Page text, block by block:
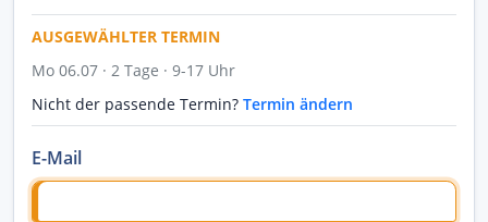
AUSGEWÄHLTER TERMIN
Mo 06.07 · 2 Tage · 9-17 Uhr
Nicht der passende Termin? Termin ändern
E-Mail